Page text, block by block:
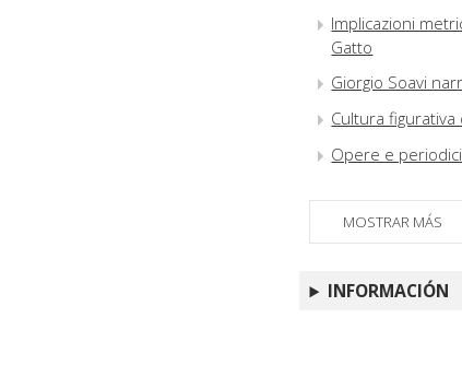
Implicazioni
Gatto
Giorgio Soavi
Cultura
Opere e
MOSTRAR MÁS
INFORMACIÓN